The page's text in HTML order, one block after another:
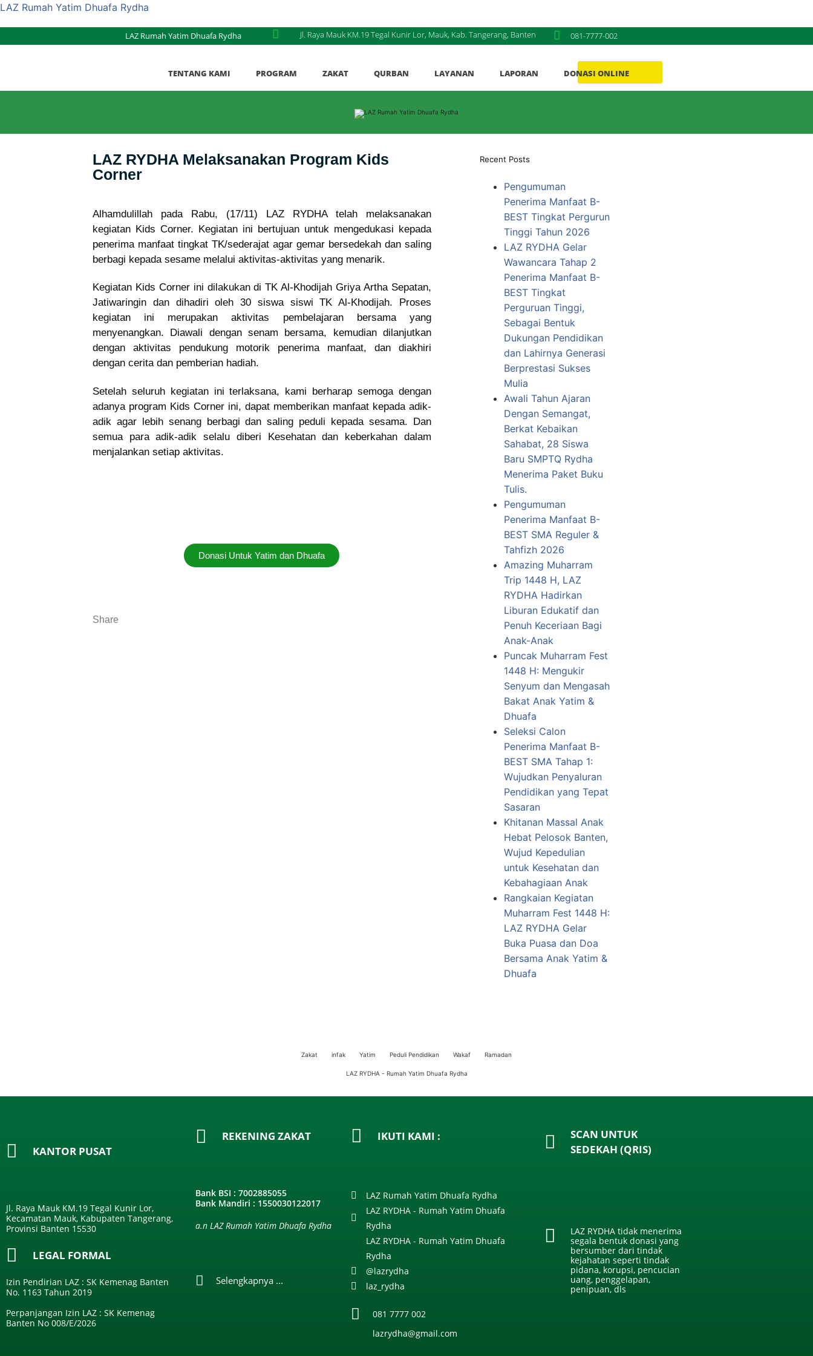
LAZ Rumah Yatim Dhuafa Rydha
LAZ Rumah Yatim Dhuafa Rydha Jl. Raya Mauk KM.19 Tegal Kunir Lor, Mauk, Kab. Tangerang, Banten 081-7777-002
TENTANG KAMI PROGRAM ZAKAT QURBAN LAYANAN LAPORAN DONASI ONLINE
Donasi ONLINE
LAZ RYDHA Melaksanakan Program Kids
Corner
Alhamdulillah pada Rabu, (17/11) LAZ RYDHA telah melaksanakan
kegiatan Kids Corner. Kegiatan ini bertujuan untuk mengedukasi kepada
penerima manfaat tingkat TK/sederajat agar gemar bersedekah dan saling
berbagi kepada sesame melalui aktivitas-aktivitas yang menarik.
Kegiatan Kids Corner ini dilakukan di TK Al-Khodijah Griya Artha Sepatan,
Jatiwaringin dan dihadiri oleh 30 siswa siswi TK Al-Khodijah. Proses
kegiatan ini merupakan aktivitas pembelajaran bersama yang
menyenangkan. Diawali dengan senam bersama, kemudian dilanjutkan
dengan aktivitas pendukung motorik penerima manfaat, dan diakhiri
dengan cerita dan pemberian hadiah.
Setelah seluruh kegiatan ini terlaksana, kami berharap semoga dengan
adanya program Kids Corner ini, dapat memberikan manfaat kepada adik-
adik agar lebih senang berbagi dan saling peduli kepada sesama. Dan
semua para adik-adik selalu diberi Kesehatan dan keberkahan dalam
menjalankan setiap aktivitas.
Donasi Untuk Yatim dan Dhuafa
Share
Recent Posts
Pengumuman
Penerima Manfaat B-
BEST Tingkat Pergurun
Tinggi Tahun 2026
LAZ RYDHA Gelar
Wawancara Tahap 2
Penerima Manfaat B-
BEST Tingkat
Perguruan Tinggi,
Sebagai Bentuk
Dukungan Pendidikan
dan Lahirnya Generasi
Berprestasi Sukses
Mulia
Awali Tahun Ajaran
Dengan Semangat,
Berkat Kebaikan
Sahabat, 28 Siswa
Baru SMPTQ Rydha
Menerima Paket Buku
Tulis.
Pengumuman
Penerima Manfaat B-
BEST SMA Reguler &
Tahfizh 2026
Amazing Muharram
Trip 1448 H, LAZ
RYDHA Hadirkan
Liburan Edukatif dan
Penuh Keceriaan Bagi
Anak-Anak
Puncak Muharram Fest
1448 H: Mengukir
Senyum dan Mengasah
Bakat Anak Yatim &
Dhuafa
Seleksi Calon
Penerima Manfaat B-
BEST SMA Tahap 1:
Wujudkan Penyaluran
Pendidikan yang Tepat
Sasaran
Khitanan Massal Anak
Hebat Pelosok Banten,
Wujud Kepedulian
untuk Kesehatan dan
Kebahagiaan Anak
Rangkaian Kegiatan
Muharram Fest 1448 H:
LAZ RYDHA Gelar
Buka Puasa dan Doa
Bersama Anak Yatim &
Dhuafa
Zakat infak Yatim Peduli Pendidikan Wakaf Ramadan
LAZ RYDHA - Rumah Yatim Dhuafa Rydha
KANTOR PUSAT
Jl. Raya Mauk KM.19 Tegal Kunir Lor,
Kecamatan Mauk, Kabupaten Tangerang,
Provinsi Banten 15530
LEGAL FORMAL
Izin Pendirian LAZ : SK Kemenag Banten
No. 1163 Tahun 2019
Perpanjangan Izin LAZ : SK Kemenag
Banten No 008/E/2026​
REKENING ZAKAT
Bank BSI : 7002885055
Bank Mandiri : 1550030122017
a.n LAZ Rumah Yatim Dhuafa Rydha
Selengkapnya ...
IKUTI KAMI :
LAZ Rumah Yatim Dhuafa Rydha
LAZ RYDHA - Rumah Yatim Dhuafa
Rydha
LAZ RYDHA - Rumah Yatim Dhuafa
Rydha
@lazrydha
laz_rydha
081 7777 002
lazrydha@gmail.com
SCAN UNTUK
SEDEKAH (QRIS)
LAZ RYDHA tidak menerima
segala bentuk donasi yang
bersumber dari tindak
kejahatan seperti tindak
pidana, korupsi, pencucian
uang, penggelapan,
penipuan, dls